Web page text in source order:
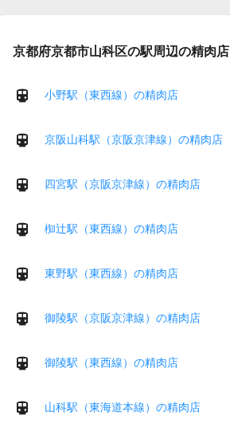
京都府京都市山科区の駅周辺の精肉店
小野駅（東西線）の精肉店
京阪山科駅（京阪京津線）の精肉店
四宮駅（京阪京津線）の精肉店
椥辻駅（東西線）の精肉店
東野駅（東西線）の精肉店
御陵駅（京阪京津線）の精肉店
御陵駅（東西線）の精肉店
山科駅（東海道本線）の精肉店